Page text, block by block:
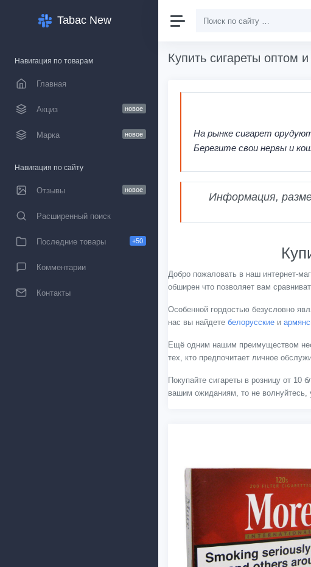
Tabac New
Навигация по товарам
Главная
Акциз новое
Марка новое
Навигация по сайту
Отзывы новое
Расширенный поиск
Последние товары +50
Комментарии
Контакты
Купить сигареты оптом
На рынке сигарет
Берегите свои нервы и
Информация,
Добро пожаловать в наш интернет-
обширен что позволяет вам
Особенной гордостью безусловно
нас вы найдете белорусские и
Ещё одним нашим преимуществом
тех, кто предпочитает личное
Покупайте сигареты в розницу от 10
вашим ожиданиям, то не волнуйтесь,